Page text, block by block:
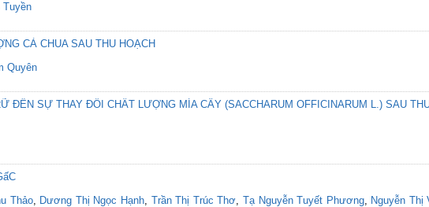
Tuyền
CÀ CHUA SAU THU HOẠCH
Quyên
ĐẾN SỰ THAY ĐỔI CHẤT LƯỢNG MÍA CÂY (SACCHARUM OFFICINARUM L.) SAU
Thảo, Dương Thị Ngọc Hạnh, Trần Thị Trúc Thơ, Tạ Nguyễn Tuyết Phương, Nguyễn Thị